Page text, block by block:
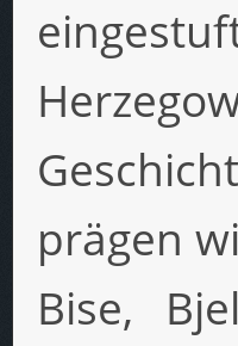
prägen
Bise,